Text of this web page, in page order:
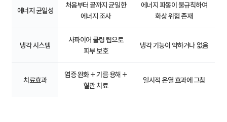
에너지 균일성
처음부터 끝까지 균일한
에너지 조사
에너지 파동이 불규칙하여
화상 위험 존재
냉각 시스템
사파이어 쿨링 팁으로
피부 보호
냉각 기능이 약하거나 없음
치료효과
염증 완화 + 기름 용해 +
혈관 치료
일시적 온열 효과에 그침